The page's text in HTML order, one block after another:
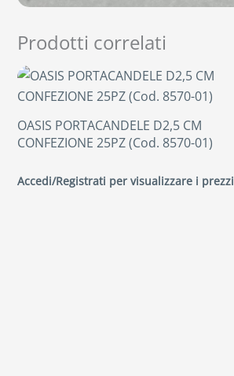
Prodotti correlati
OASIS PORTACANDELE D2,5 CM
CONFEZIONE 25PZ (Cod. 8570-01)
Accedi/Registrati per visualizzare i prezzi